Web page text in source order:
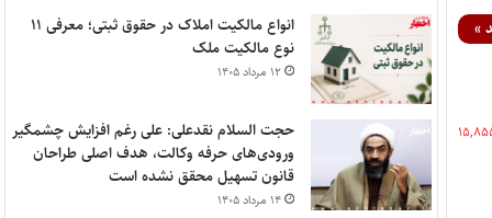
»
انواع مالکیت املاک در حقوق ثبتی؛ معرفی ۱۱
نوع مالکیت ملک
۱۲ مرداد ۱۴۰۵
حجت السلام نقدعلی: علی رغم افزایش چشمگیر
ورودی‌های حرفه وکالت، هدف اصلی طراحان
قانون تسهیل محقق نشده است
۱۴ مرداد ۱۴۰۵